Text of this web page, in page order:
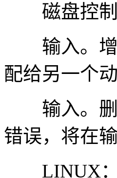
磁盘控制
输入。增
配给另一个
输入。删
错误，将在
LINUX：